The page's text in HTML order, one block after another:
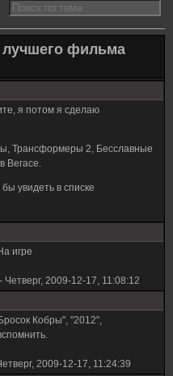
лучшего фильма
я потом я сделаю
Трансформеры 2, Бесславные
Вегасе.
увидеть в списке
игре
- Четверг, 2009-12-17, 11:08:12
Кобры", "2012",
2009-12-17, 11:24:39